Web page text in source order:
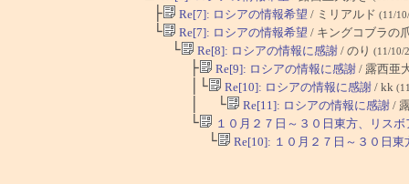
├ Re[7]: ロシアの情報希望 / ミリアルド (11/
└ Re[7]: ロシアの情報希望 / キングコブラの
└ Re[8]: ロシアの情報に感謝/ のり (11/10/
├ Re[9]: ロシアの情報に感謝/ 露西亜
│└ Re[10]: ロシアの情報に感謝/ kk
│ └ Re[11]: ロシアの情報に感謝/
└ １０月２７日～３０日東方、リスボ
└ Re[10]: １０月２７日～３０日東